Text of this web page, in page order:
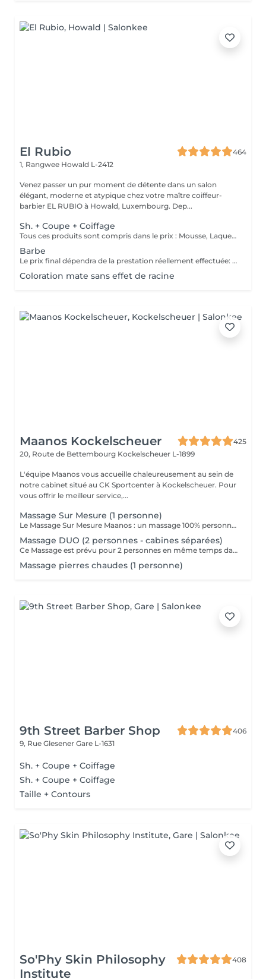
El Rubio
464
1, Rangwee Howald L-2412
Venez passer un pur moment de détente dans un salon
élégant, moderne et atypique chez votre maître coiffeur-
barbier EL RUBIO à Howald, Luxembourg. Dep...
Sh. + Coupe + Coiffage
Tous ces produits sont compris dans le prix : Mousse, Laque, Gel, Soin démêlant, Shampoing spécifique. Tous les produits que nous utilisons sont des produits de qualité professionnelle.
Barbe
Le prix final dépendra de la prestation réellement effectuée: Taille barbe : 26 EUR Taille barbe avec rasage contours : 32.5 EUR Rasage complet avec soins : 32.5 EUR
Coloration mate sans effet de racine
Maanos Kockelscheuer
425
20, Route de Bettembourg Kockelscheuer L-1899
L'équipe Maanos vous accueille chaleureusement au sein de
notre cabinet situé au CK Sportcenter à Kockelscheuer. Pour
vous offrir le meilleur service,...
Massage Sur Mesure (1 personne)
Le Massage Sur Mesure Maanos : un massage 100% personnalisé en fonction de vos besoins et de vos envies !
Massage DUO (2 personnes - cabines séparées)
Ce Massage est prévu pour 2 personnes en même temps dans 2 CABINES SÉPARÉES. Les 2 massages seront Sur Mesure, en fonction des envies et des besoins de chacun. -> Pour une cabine Duo voir Limpertsberg, Soleuvre ou Marnach.
Massage pierres chaudes (1 personne)
9th Street Barber Shop
406
9, Rue Glesener Gare L-1631
Sh. + Coupe + Coiffage
Sh. + Coupe + Coiffage
Taille + Contours
So'Phy Skin Philosophy
Institute
408